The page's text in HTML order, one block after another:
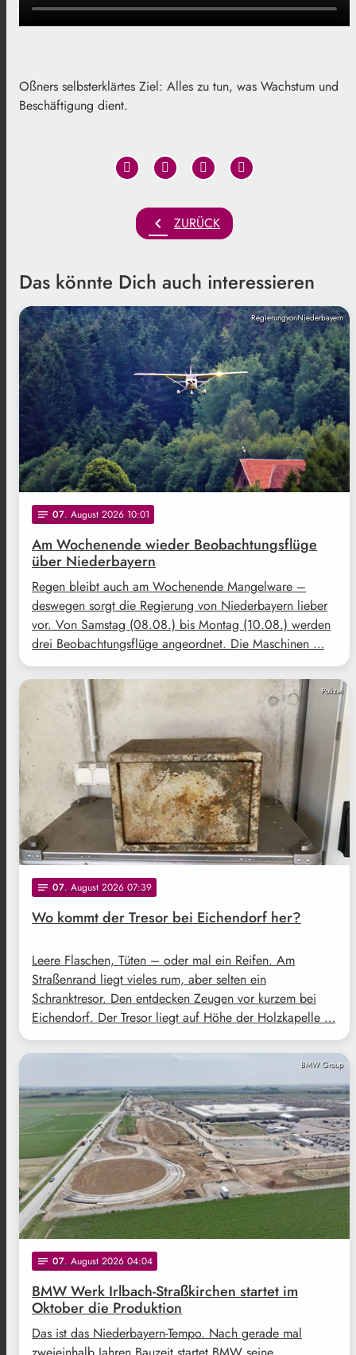
Oßners selbsterklärtes Ziel: Alles zu tun, was Wachstum und
Beschäftigung dient.
chevron_left ZURÜCK
Das könnte Dich auch interessieren
RegierungvonNiederbayern
notes 07. August 2026 10:01
Am Wochenende wieder Beobachtungsflüge
über Niederbayern
Regen bleibt auch am Wochenende Mangelware –
deswegen sorgt die Regierung von Niederbayern lieber
vor. Von Samstag (08.08.) bis Montag (10.08.) werden
drei Beobachtungsflüge angeordnet. Die Maschinen …
Polizei
notes 07. August 2026 07:39
Wo kommt der Tresor bei Eichendorf her?
Leere Flaschen, Tüten – oder mal ein Reifen. Am
Straßenrand liegt vieles rum, aber selten ein
Schranktresor. Den entdecken Zeugen vor kurzem bei
Eichendorf. Der Tresor liegt auf Höhe der Holzkapelle …
BMW Group
notes 07. August 2026 04:04
BMW Werk Irlbach-Straßkirchen startet im
Oktober die Produktion
Das ist das Niederbayern-Tempo. Nach gerade mal